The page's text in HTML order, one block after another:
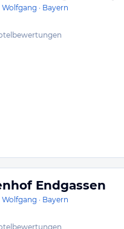
Wolfgang · Bayern
Endgassen
Wolfgang · Bayern